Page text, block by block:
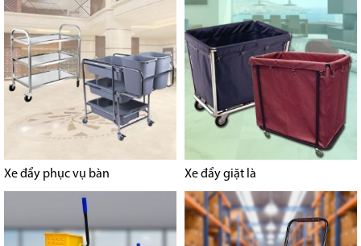
Xe đẩy phục vụ bàn Xe đẩy giặt là